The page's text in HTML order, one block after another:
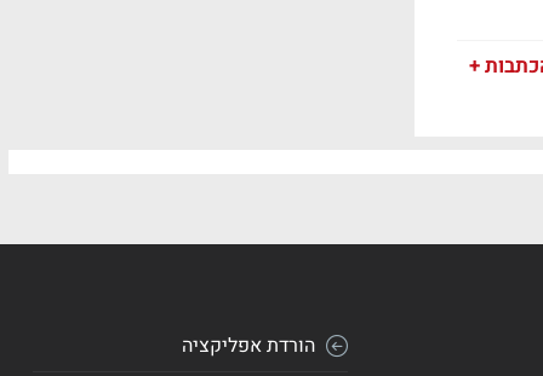
+
הורדת אפליקציה